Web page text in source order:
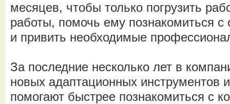
месяцев, чтобы только погрузить
работы, помочь ему познакомиться с
и привить необходимые
За последние несколько лет в
новых адаптационных инструментов
помогают быстрее познакомиться с